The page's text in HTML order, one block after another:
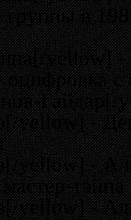
группы в
yellow] -
с
Гайдар[/
yellow] -
yellow] -
тэйпа
yellow] -